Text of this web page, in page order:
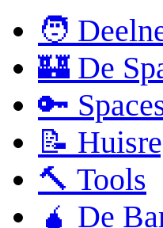
🧑
🏰 De
🔑
📝
🔨 Tools
🧉 De